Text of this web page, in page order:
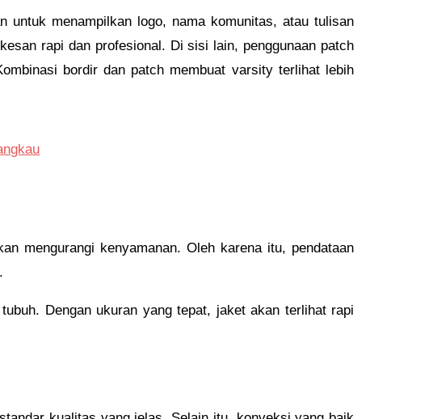
untuk menampilkan logo, nama komunitas, atau tulisan
rapi dan profesional. Di sisi lain, penggunaan patch
bordir dan patch membuat varsity terlihat lebih
mengurangi kenyamanan. Oleh karena itu, pendataan
Dengan ukuran yang tepat, jaket akan terlihat rapi